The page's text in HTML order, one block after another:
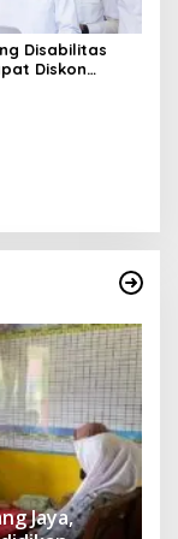
Disabilitas
Diskon
Jaya,